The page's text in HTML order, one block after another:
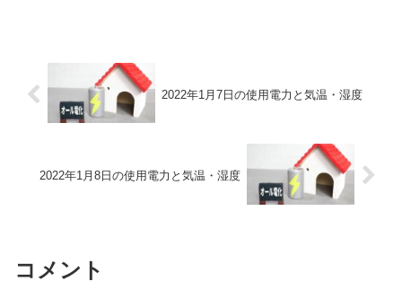
2022年1月7日の使用電力と気温・湿度
2022年1月8日の使用電力と気温・湿度
コメント